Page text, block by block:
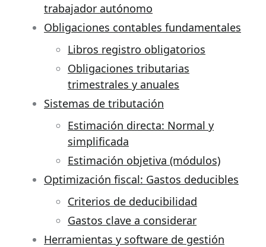
trabajador autónomo
Obligaciones contables fundamentales
Libros registro obligatorios
Obligaciones tributarias
trimestrales y anuales
Sistemas de tributación
Estimación directa: Normal y
simplificada
Estimación objetiva (módulos)
Optimización fiscal: Gastos deducibles
Criterios de deducibilidad
Gastos clave a considerar
Herramientas y software de gestión